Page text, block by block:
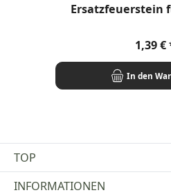
Ersatzfeuerstein
1,39 €
In den
TOP
INFORMATIONEN